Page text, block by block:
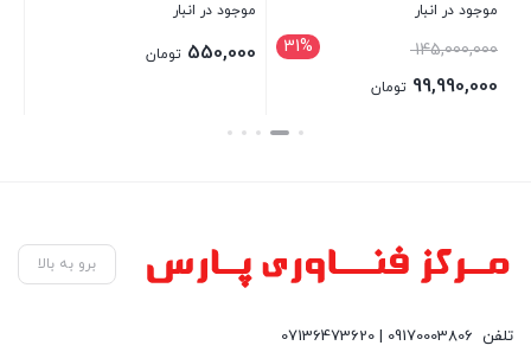
موجود در انبار
31% 145,000,000قیمت
اصلی: 99,990,000 تومان
موجود در انبار
550,000 تومان
بستن
برو به بالا
تلفن 09170003806 | 07136473620